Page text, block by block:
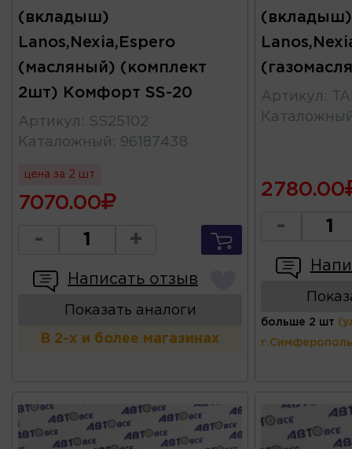
(вкладыш)
Lanos,Nexia,Espero
(масляный) (комплект
2шт) Комфорт SS-20
Артикул : SS25102
Каталожный : 96187438
цена за 2 шт
7070.00
- +
Написать отзыв
Показать аналоги
В 2-х и более магазинах
(вкладыш)
Артикул :
2780.00
-
больше 2 шт